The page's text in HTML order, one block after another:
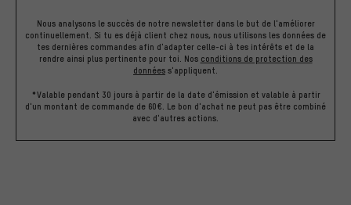
Nous analysons le succès de notre newsletter dans le but de l'améliorer
continuellement. Si tu es déjà client chez nous, nous utilisons les données de
tes dernières commandes afin d'adapter celle-ci à tes intérêts et de la
rendre ainsi plus pertinente pour toi. Nos conditions de protection des
données s'appliquent.
*Valable pendant 30 jours à partir de la date d'émission et valable à partir
d'un montant de commande de 60€. Le bon d'achat ne peut pas être combiné
avec d'autres actions.